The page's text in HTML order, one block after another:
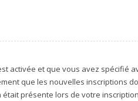
activée et que vous avez spécifié
que les nouvelles inscriptions
présente lors de votre